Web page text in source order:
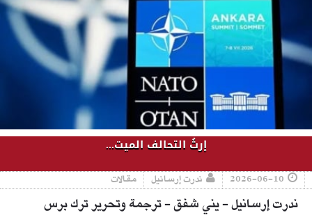
إرثُ التحالف الميت...
2026-06-10 ندرت إرسانيل مقالات
ندرت إرسانيل - يني شفق - ترجمة وتحرير ترك برس